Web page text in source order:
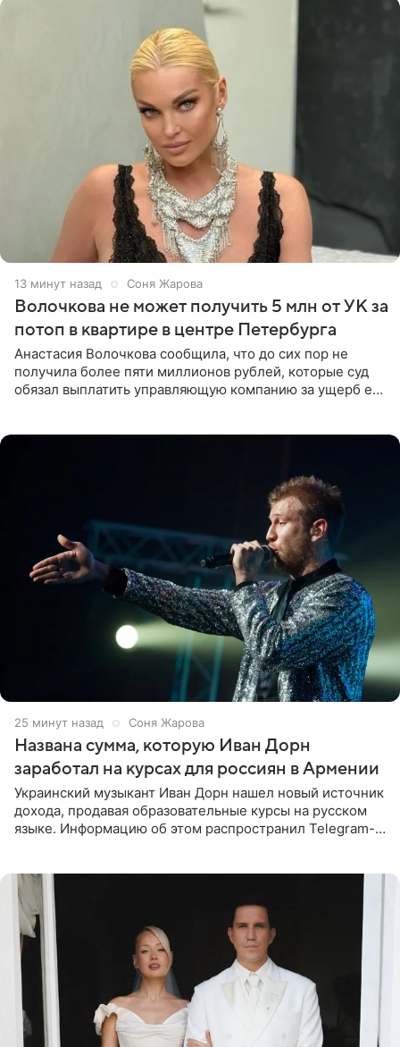
13 минут назад Соня Жарова
Волочкова не может получить 5 млн от УК за
потоп в квартире в центре Петербурга
Анастасия Волочкова сообщила, что до сих пор не
получила более пяти миллионов рублей, которые суд
обязал выплатить управляющую компанию за ущерб ее
25 минут назад Соня Жарова
Названа сумма, которую Иван Дорн
заработал на курсах для россиян в Армении
Украинский музыкант Иван Дорн нашел новый источник
дохода, продавая образовательные курсы на русском
языке. Информацию об этом распространил Telegram-